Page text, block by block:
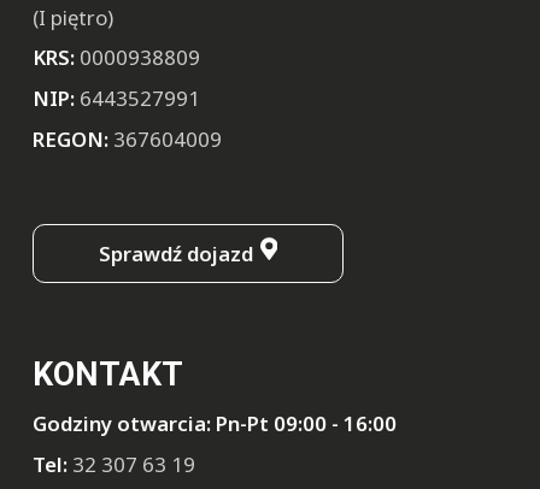
(I piętro)
KRS: 0000938809
NIP: 6443527991
REGON: 367604009
Sprawdź dojazd
KONTAKT
Godziny otwarcia: Pn-Pt 09:00 - 16:00
Tel: 32 307 63 19